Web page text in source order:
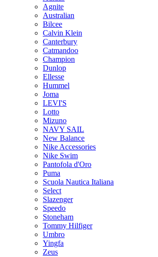
Agnite
Australian
Bilcee
Calvin Klein
Canterbury
Catmandoo
Champion
Dunlop
Ellesse
Hummel
Joma
LEVI'S
Lotto
Mizuno
NAVY SAIL
New Balance
Nike Accessories
Nike Swim
Pantofola d'Oro
Puma
Scuola Nautica Italiana
Select
Slazenger
Speedo
Stoneham
Tommy Hilfiger
Umbro
Yingfa
Zeus